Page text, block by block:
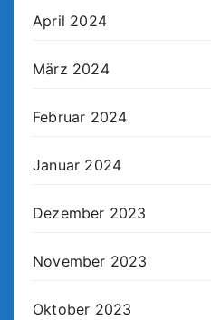
April 2024
März 2024
Februar 2024
Januar 2024
Dezember 2023
November 2023
Oktober 2023